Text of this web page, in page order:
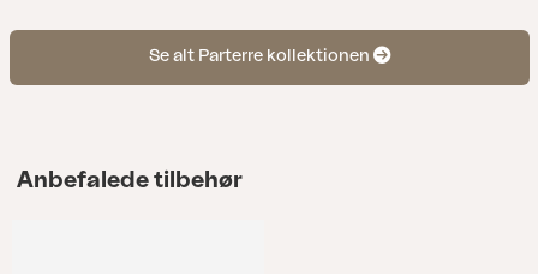
Se alt Parterre kollektionen
Anbefalede tilbehør